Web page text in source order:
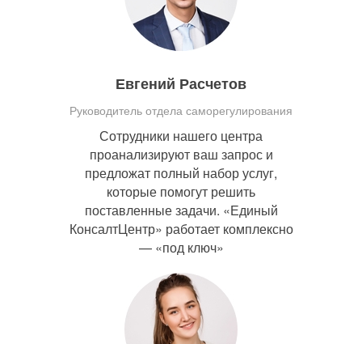
Евгений Расчетов
Руководитель отдела саморегулирования
Сотрудники нашего центра
проанализируют ваш запрос и
предложат полный набор услуг,
которые помогут решить
поставленные задачи. «Единый
КонсалтЦентр» работает комплексно
— «под ключ»